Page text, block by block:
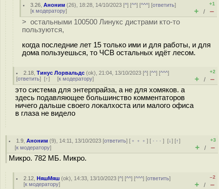
3.26 ,Аноним (26), 18:28, 14/10/2023 [^] [^^] [^^^] [ответить]
[к модератору]
+1
+ / –
> остальными 100500 Линукс дистрами кто-то
пользуются,
когда последние лет 15 только ими и для работы, и для
дома пользуешься, то ЧСВ остальных идёт лесом.
2.18 ,Тинус Лорвальдс (ok), 21:04, 13/10/2023 [^] [^^] [^^^]
[ответить] [↑] [к модератору]
+2
+ / –
это система для энтерпрайза, а не для хомяков. а
здесь подавляющее большинство комментаторов
ничего дальше своего локалхоста или малого офиса
в глаза не видело
1.9 ,Аноним (9), 14:11, 13/10/2023 [ответить] [ ﹢﹢﹢] [ · · ·][↓] [↑]
[к модератору]
+3
+ / –
Микро. 782 МБ. Микро.
2.12 ,НяшМяш (ok), 14:33, 13/10/2023 [^] [^^] [^^^] [ответить]
[к модератору]
–2
+ / –